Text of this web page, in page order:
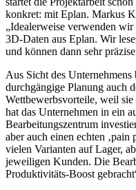
konkret: mit Eplan. Markus
„Idealerweise verwenden
3D-Daten aus Eplan. Wir
und können dann sehr
Aus Sicht des
durchgängige Planung auch
Wettbewerbsvorteile, weil
hat das Unternehmen in ein
Bearbeitungszentrum
aber auch einen echten
vielen Varianten auf Lager,
jeweiligen Kunden. Die
Produktivitäts-Boost